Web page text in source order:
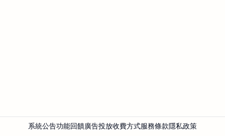
系統公告功能回饋廣告投放收費方式服務條款隱私政策